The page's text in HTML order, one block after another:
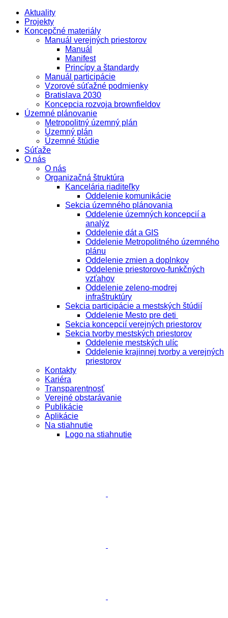
Aktuality
Projekty
Koncepčné materiály
Manuál verejných priestorov
Manuál
Manifest
Princípy a štandardy
Manuál participácie
Vzorové súťažné podmienky
Bratislava 2030
Koncepcia rozvoja brownfieldov
Územné plánovanie
Metropolitný územný plán
Územný plán
Územné štúdie
Súťaže
O nás
O nás
Organizačná štruktúra
Kancelária riaditeľky
Oddelenie komunikácie
Sekcia územného plánovania
Oddelenie územných koncepcií a
analýz
Oddelenie dát a GIS
Oddelenie Metropolitného územného
plánu
Oddelenie zmien a doplnkov
Oddelenie priestorovo-funkčných
vzťahov
Oddelenie zeleno-modrej
infraštruktúry
Sekcia participácie a mestských štúdií
Oddelenie Mesto pre deti
Sekcia koncepcií verejných priestorov
Sekcia tvorby mestských priestorov
Oddelenie mestských ulíc
Oddelenie krajinnej tvorby a verejných
priestorov
Kontakty
Kariéra
Transparentnosť
Verejné obstarávanie
Publikácie
Aplikácie
Na stiahnutie
Logo na stiahnutie